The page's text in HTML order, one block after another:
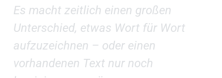
Es macht zeitlich einen großen
Unterschied, etwas Wort für Wort
aufzuzeichnen – oder einen
vorhandenen Text nur noch